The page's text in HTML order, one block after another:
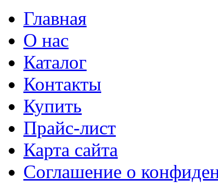
Главная
О нас
Каталог
Контакты
Купить
Прайс-лист
Карта сайта
Соглашение о